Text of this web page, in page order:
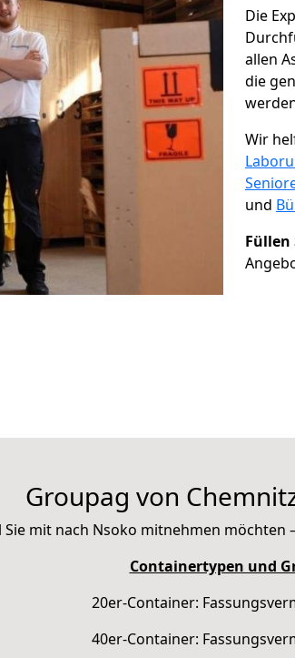
Die
allen
die
Wir
und
Füllen
Groupag von
Sie mit nach Nsoko mitnehmen
Containertypen und
20er-Container:
40er-Container: